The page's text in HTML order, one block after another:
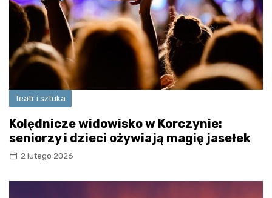
Teatr i sztuka
Kolędnicze widowisko w Korczynie:
seniorzy i dzieci ożywiają magię jasełek
2 lutego 2026